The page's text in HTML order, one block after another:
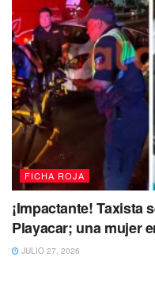
FICHA ROJA
¡Impactante! Taxista
Playacar; una mujer
JULIO 27, 2026